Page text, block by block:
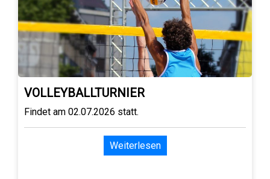
VOLLEYBALLTURNIER
Findet am 02.07.2026 statt.
Weiterlesen